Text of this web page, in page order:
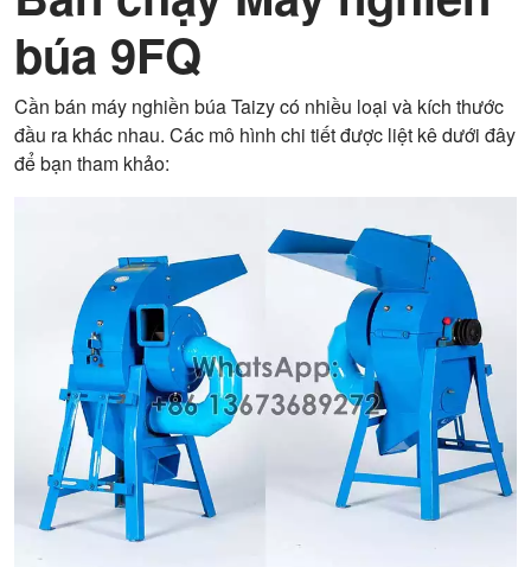
búa 9FQ
Cần bán máy nghiền búa Taizy có nhiều loại và kích thước
đầu ra khác nhau. Các mô hình chi tiết được liệt kê dưới đây
để bạn tham khảo: